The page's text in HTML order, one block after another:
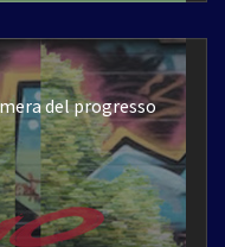
del progresso